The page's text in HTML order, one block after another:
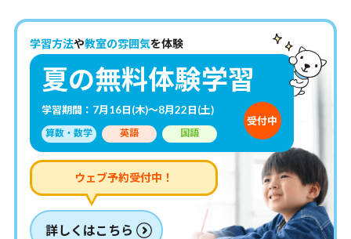
学習方法や教室の雰囲気を体験
夏の無料体験学習
学習期間：7月16日(木)～8月22日(土)
算数・数学 英語 国語
受付中
ウェブ予約受付中！
詳しくはこちら